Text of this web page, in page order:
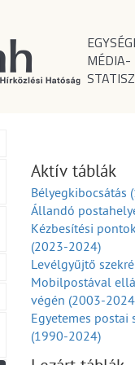
MÉDIA-
Aktív táblák
Bélyegkibocsátás
Állandó
Kézbesítési
(2023-2024)
Levélgyűjtő
Mobilpostával
végén (2003-
Egyetemes
(1990-2024)
Egyetemes postai